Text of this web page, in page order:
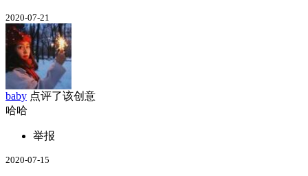
2020-07-21
baby 点评了该创意
哈哈
举报
2020-07-15